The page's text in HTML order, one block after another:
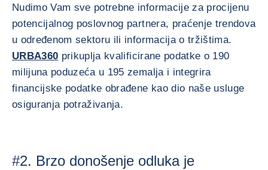
Nudimo Vam sve potrebne informacije za procijenu
potencijalnog poslovnog partnera, praćenje trendova
u određenom sektoru ili informacija o tržištima.
URBA360 prikuplja kvalificirane podatke o 190
milijuna poduzeća u 195 zemalja i integrira
financijske podatke obrađene kao dio naše usluge
osiguranja potraživanja.
#2. Brzo donošenje odluka je